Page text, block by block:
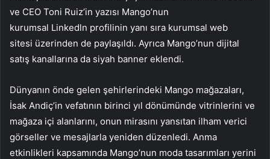
ve CEO Toni Ruiz’in yazısı Mango’nun
kurumsal Linkedln profilinin yanı sıra kurumsal web
sitesi üzerinden de paylaşıldı. Ayrıca Mango’nun dijital
satış kanallarına da siyah banner eklendi.
Dünyanın önde gelen şehirlerindeki Mango mağazaları,
İsak Andiç’in vefatının birinci yıl dönümünde vitrinlerini ve
mağaza içi alanlarını, onun mirasını yansıtan ilham verici
görseller ve mesajlarla yeniden düzenledi. Anma
etkinlikleri kapsamında Mango’nun moda tasarımları yerini